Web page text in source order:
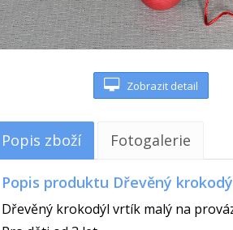
Zobrazit detail
Popis zboží Fotogalerie
Popis produktu Dřevěný
Dřevěný krokodýl vrtík malý na